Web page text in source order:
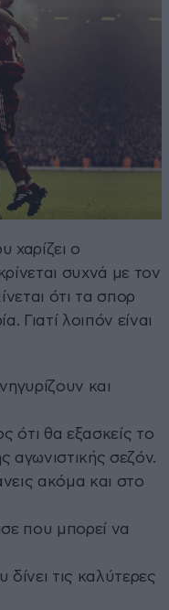
χαρίζει ο
συχνά με τον
ότι τα σπορ
Γιατί λοιπόν είναι
και
ότι θα εξασκείς το
αγωνιστικής σεζόν.
ακόμα και στο
που μπορεί να
δίνει τις καλύτερες